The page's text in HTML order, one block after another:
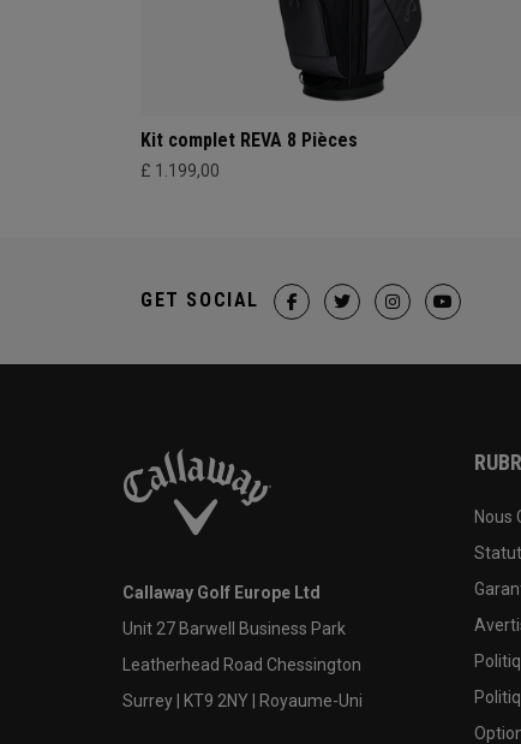
Kit complet REVA 8 Pièces
£ 1.199,00
GET SOCIAL
Callaway Golf Europe Ltd
Unit 27 Barwell Business Park
Leatherhead Road Chessington
Surrey | KT9 2NY | Royaume-Uni
Nous